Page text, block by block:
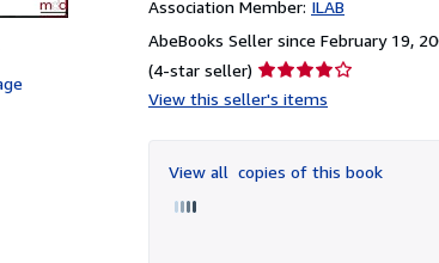
Association Member: ILAB
AbeBooks Seller since February 19,
(4-star seller) Seller
rating
of
5
View this seller's items
View all copies of this book